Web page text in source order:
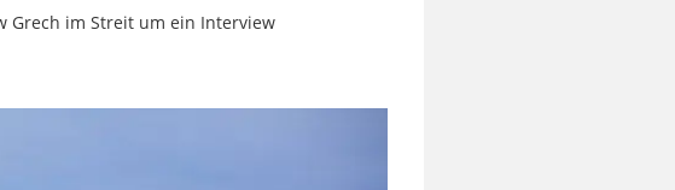
Grech im Streit um ein Interview